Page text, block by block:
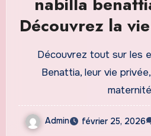
Découvrez la
la
Découvrez tout sur les
Benattia, leur vie
Admin février 25, 2026